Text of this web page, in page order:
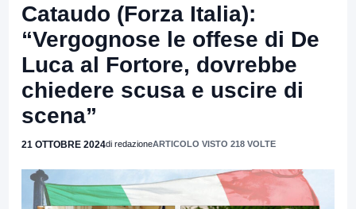
Cataudo (Forza Italia):
“Vergognose le offese di De
Luca al Fortore, dovrebbe
chiedere scusa e uscire di
scena”
21 OTTOBRE 2024di redazioneARTICOLO VISTO 218 VOLTE